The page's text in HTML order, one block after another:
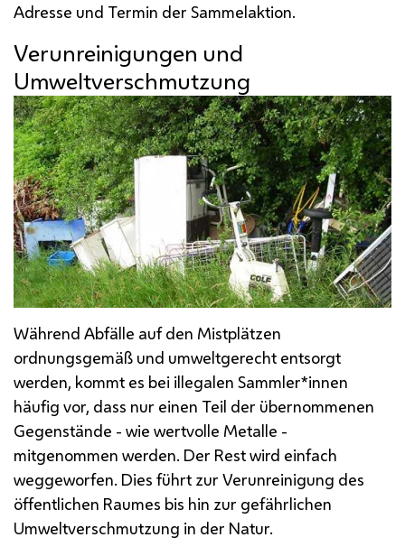
Adresse und Termin der Sammelaktion.
Verunreinigungen und
Umweltverschmutzung
Während Abfälle auf den Mistplätzen
ordnungsgemäß und umweltgerecht entsorgt
werden, kommt es bei illegalen Sammler*innen
häufig vor, dass nur einen Teil der übernommenen
Gegenstände - wie wertvolle Metalle -
mitgenommen werden. Der Rest wird einfach
weggeworfen. Dies führt zur Verunreinigung des
öffentlichen Raumes bis hin zur gefährlichen
Umweltverschmutzung in der Natur.